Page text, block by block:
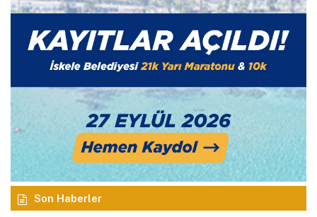
Son Haberler